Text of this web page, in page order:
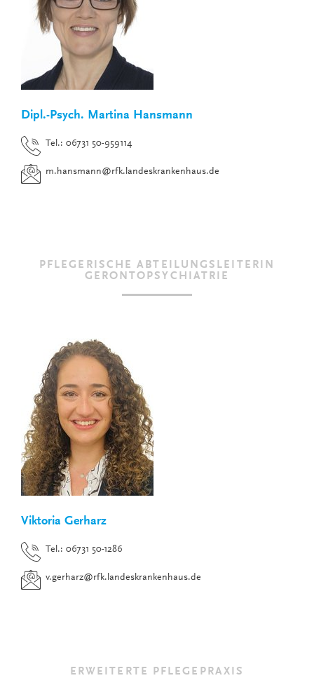
Dipl.-Psych. Martina Hansmann
Tel.: 06731 50-959114
m.hansmann@rfk.landeskrankenhaus.de
PFLEGERISCHE ABTEILUNGSLEITERIN
GERONTOPSYCHIATRIE
Viktoria Gerharz
Tel.: 06731 50-1286
v.gerharz@rfk.landeskrankenhaus.de
ERWEITERTE PFLEGEPRAXIS